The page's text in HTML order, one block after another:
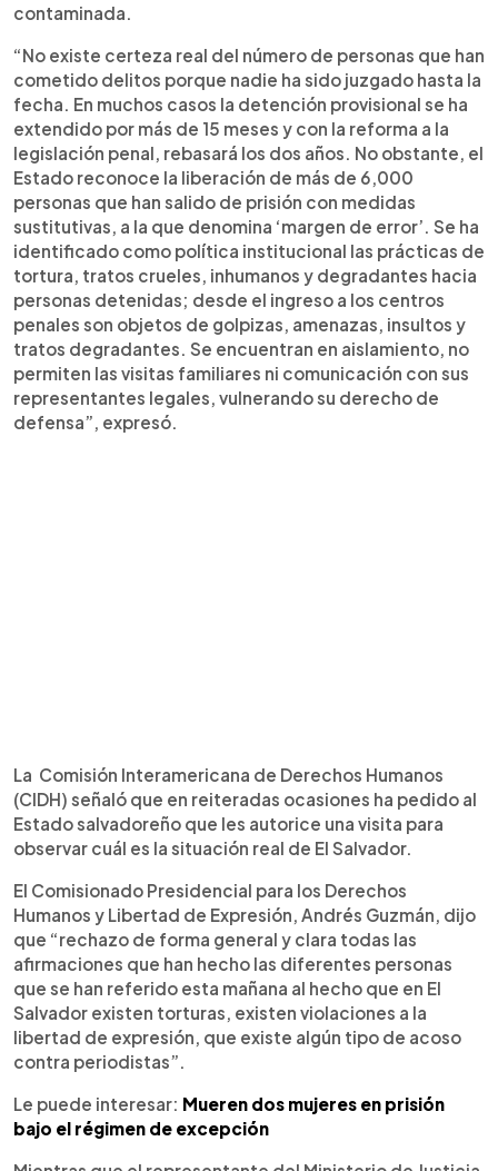
contaminada.
“No existe certeza real del número de personas que han
cometido delitos porque nadie ha sido juzgado hasta la
fecha. En muchos casos la detención provisional se ha
extendido por más de 15 meses y con la reforma a la
legislación penal, rebasará los dos años. No obstante, el
Estado reconoce la liberación de más de 6,000
personas que han salido de prisión con medidas
sustitutivas, a la que denomina ‘margen de error’. Se ha
identificado como política institucional las prácticas de
tortura, tratos crueles, inhumanos y degradantes hacia
personas detenidas; desde el ingreso a los centros
penales son objetos de golpizas, amenazas, insultos y
tratos degradantes. Se encuentran en aislamiento, no
permiten las visitas familiares ni comunicación con sus
representantes legales, vulnerando su derecho de
defensa”, expresó.
La Comisión Interamericana de Derechos Humanos
(CIDH) señaló que en reiteradas ocasiones ha pedido al
Estado salvadoreño que les autorice una visita para
observar cuál es la situación real de El Salvador.
El Comisionado Presidencial para los Derechos
Humanos y Libertad de Expresión, Andrés Guzmán, dijo
que “rechazo de forma general y clara todas las
afirmaciones que han hecho las diferentes personas
que se han referido esta mañana al hecho que en El
Salvador existen torturas, existen violaciones a la
libertad de expresión, que existe algún tipo de acoso
contra periodistas”.
Le puede interesar: Mueren dos mujeres en prisión
bajo el régimen de excepción